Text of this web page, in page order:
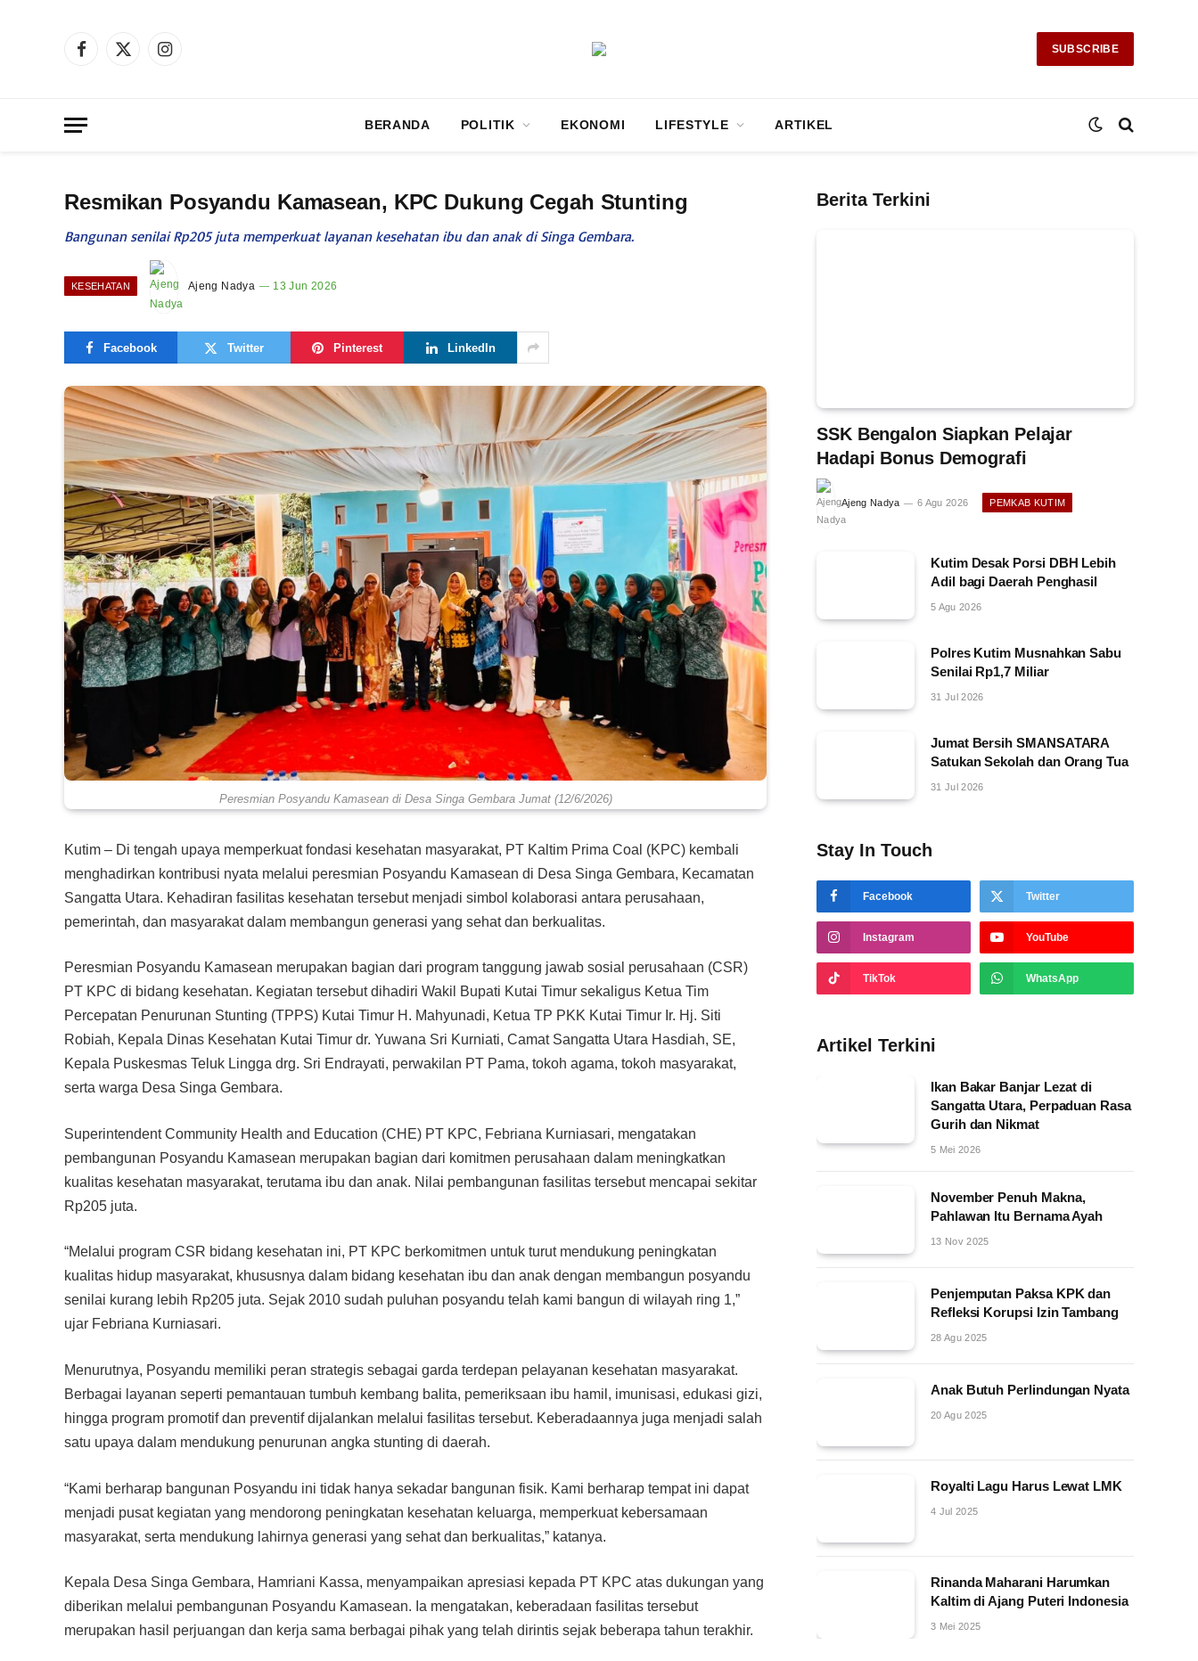
Facebook
X
Instagram
SUBSCRIBE
BERANDA POLITIK EKONOMI LIFESTYLE ARTIKEL
Resmikan Posyandu Kamasean, KPC Dukung Cegah Stunting
Bangunan senilai Rp205 juta memperkuat layanan kesehatan ibu dan anak di Singa Gembara.
KESEHATAN Ajeng Nadya 13 Jun 2026
Facebook Twitter Pinterest LinkedIn
Peresmian Posyandu Kamasean di Desa Singa Gembara Jumat (12/6/2026)
Kutim – Di tengah upaya memperkuat fondasi kesehatan masyarakat, PT Kaltim Prima Coal (KPC) kembali
menghadirkan kontribusi nyata melalui peresmian Posyandu Kamasean di Desa Singa Gembara, Kecamatan
Sangatta Utara. Kehadiran fasilitas kesehatan tersebut menjadi simbol kolaborasi antara perusahaan,
pemerintah, dan masyarakat dalam membangun generasi yang sehat dan berkualitas.
Peresmian Posyandu Kamasean merupakan bagian dari program tanggung jawab sosial perusahaan (CSR)
PT KPC di bidang kesehatan. Kegiatan tersebut dihadiri Wakil Bupati Kutai Timur sekaligus Ketua Tim
Percepatan Penurunan Stunting (TPPS) Kutai Timur H. Mahyunadi, Ketua TP PKK Kutai Timur Ir. Hj. Siti
Robiah, Kepala Dinas Kesehatan Kutai Timur dr. Yuwana Sri Kurniati, Camat Sangatta Utara Hasdiah, SE,
Kepala Puskesmas Teluk Lingga drg. Sri Endrayati, perwakilan PT Pama, tokoh agama, tokoh masyarakat,
serta warga Desa Singa Gembara.
Superintendent Community Health and Education (CHE) PT KPC, Febriana Kurniasari, mengatakan
pembangunan Posyandu Kamasean merupakan bagian dari komitmen perusahaan dalam meningkatkan
kualitas kesehatan masyarakat, terutama ibu dan anak. Nilai pembangunan fasilitas tersebut mencapai sekitar
Rp205 juta.
“Melalui program CSR bidang kesehatan ini, PT KPC berkomitmen untuk turut mendukung peningkatan
kualitas hidup masyarakat, khususnya dalam bidang kesehatan ibu dan anak dengan membangun posyandu
senilai kurang lebih Rp205 juta. Sejak 2010 sudah puluhan posyandu telah kami bangun di wilayah ring 1,”
ujar Febriana Kurniasari.
Menurutnya, Posyandu memiliki peran strategis sebagai garda terdepan pelayanan kesehatan masyarakat.
Berbagai layanan seperti pemantauan tumbuh kembang balita, pemeriksaan ibu hamil, imunisasi, edukasi gizi,
hingga program promotif dan preventif dijalankan melalui fasilitas tersebut. Keberadaannya juga menjadi salah
satu upaya dalam mendukung penurunan angka stunting di daerah.
“Kami berharap bangunan Posyandu ini tidak hanya sekadar bangunan fisik. Kami berharap tempat ini dapat
menjadi pusat kegiatan yang mendorong peningkatan kesehatan keluarga, memperkuat kebersamaan
masyarakat, serta mendukung lahirnya generasi yang sehat dan berkualitas,” katanya.
Kepala Desa Singa Gembara, Hamriani Kassa, menyampaikan apresiasi kepada PT KPC atas dukungan yang
diberikan melalui pembangunan Posyandu Kamasean. Ia mengatakan, keberadaan fasilitas tersebut
merupakan hasil perjuangan dan kerja sama berbagai pihak yang telah dirintis sejak beberapa tahun terakhir.
Berita Terkini
SSK Bengalon Siapkan Pelajar
Hadapi Bonus Demografi
Ajeng Nadya 6 Agu 2026 PEMKAB KUTIM
Kutim Desak Porsi DBH Lebih
Adil bagi Daerah Penghasil
5 Agu 2026
Polres Kutim Musnahkan Sabu
Senilai Rp1,7 Miliar
31 Jul 2026
Jumat Bersih SMANSATARA
Satukan Sekolah dan Orang Tua
31 Jul 2026
Stay In Touch
Facebook Twitter
Instagram YouTube
TikTok WhatsApp
Artikel Terkini
Ikan Bakar Banjar Lezat di
Sangatta Utara, Perpaduan Rasa
Gurih dan Nikmat
5 Mei 2026
November Penuh Makna,
Pahlawan Itu Bernama Ayah
13 Nov 2025
Penjemputan Paksa KPK dan
Refleksi Korupsi Izin Tambang
28 Agu 2025
Anak Butuh Perlindungan Nyata
20 Agu 2025
Royalti Lagu Harus Lewat LMK
4 Jul 2025
Rinanda Maharani Harumkan
Kaltim di Ajang Puteri Indonesia
3 Mei 2025